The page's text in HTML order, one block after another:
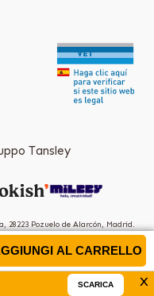
AL CARRELLO
SCARICA x
Tansley
28223 Pozuelo de Alarcón, Madrid.